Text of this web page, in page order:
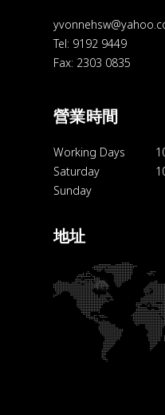
Tel: 9192 9449
Fax: 2303 0835
營業時間
Working Days
Saturday
Sunday
地址